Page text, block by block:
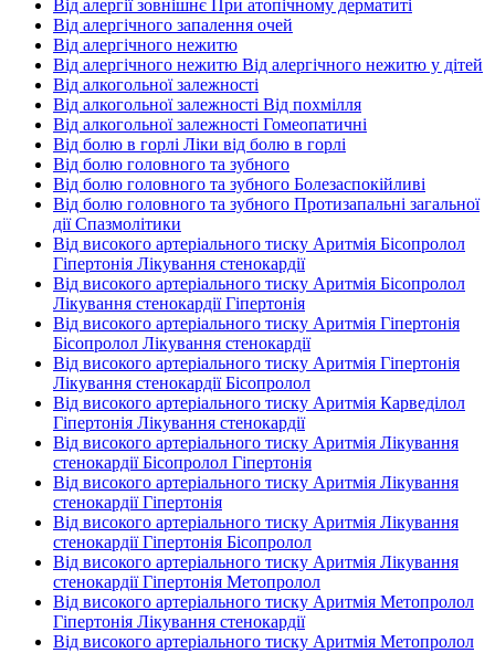
Від алергії зовнішнє При атопічному дерматиті
Від алергічного запалення очей
Від алергічного нежитю
Від алергічного нежитю Від алергічного нежитю у дітей
Від алкогольної залежності
Від алкогольної залежності Від похмілля
Від алкогольної залежності Гомеопатичні
Від болю в горлі Ліки від болю в горлі
Від болю головного та зубного
Від болю головного та зубного Болезаспокійливі
Від болю головного та зубного Протизапальні загальної
дії Спазмолітики
Від високого артеріального тиску Аритмія Бісопролол
Гіпертонія Лікування стенокардії
Від високого артеріального тиску Аритмія Бісопролол
Лікування стенокардії Гіпертонія
Від високого артеріального тиску Аритмія Гіпертонія
Бісопролол Лікування стенокардії
Від високого артеріального тиску Аритмія Гіпертонія
Лікування стенокардії Бісопролол
Від високого артеріального тиску Аритмія Карведілол
Гіпертонія Лікування стенокардії
Від високого артеріального тиску Аритмія Лікування
стенокардії Бісопролол Гіпертонія
Від високого артеріального тиску Аритмія Лікування
стенокардії Гіпертонія
Від високого артеріального тиску Аритмія Лікування
стенокардії Гіпертонія Бісопролол
Від високого артеріального тиску Аритмія Лікування
стенокардії Гіпертонія Метопролол
Від високого артеріального тиску Аритмія Метопролол
Гіпертонія Лікування стенокардії
Від високого артеріального тиску Аритмія Метопролол